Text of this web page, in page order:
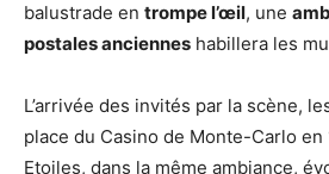
balustrade en trompe l’œil, une
postales anciennes habillera les
L’arrivée des invités par la scène,
place du Casino de Monte-Carlo en
Etoiles, dans la même ambiance,